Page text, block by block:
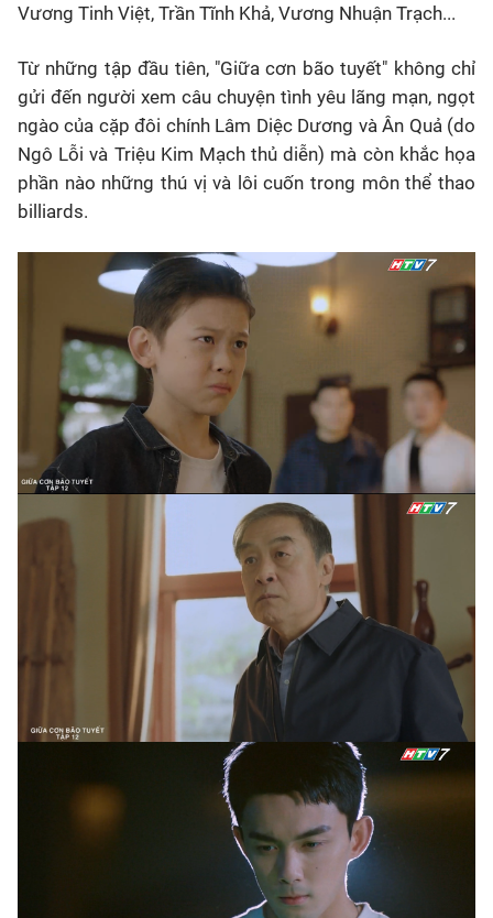
Vương Tinh Việt, Trần Tĩnh Khả, Vương Nhuận Trạch...
Từ những tập đầu tiên, "Giữa cơn bão tuyết" không chỉ
gửi đến người xem câu chuyện tình yêu lãng mạn, ngọt
ngào của cặp đôi chính Lâm Diệc Dương và Ân Quả (do
Ngô Lỗi và Triệu Kim Mạch thủ diễn) mà còn khắc họa
phần nào những thú vị và lôi cuốn trong môn thể thao
billiards.